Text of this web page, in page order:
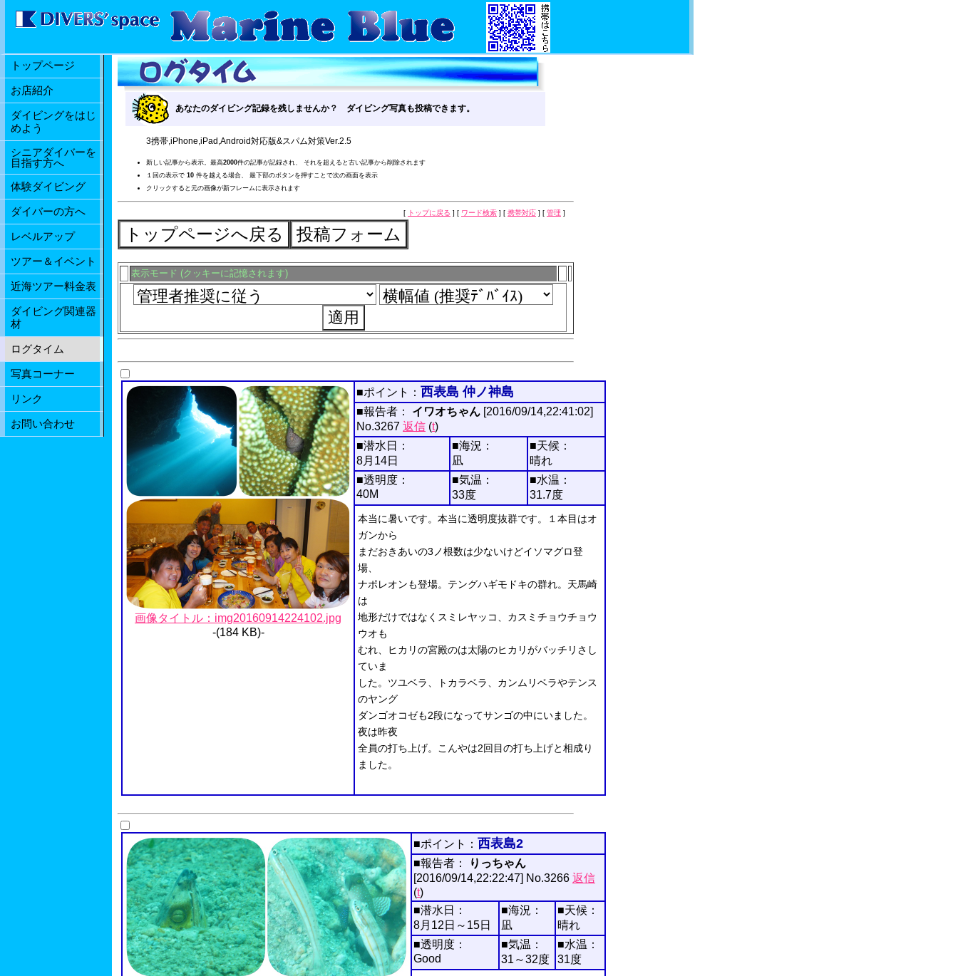
トップページ
お店紹介
ダイビングをはじ
めよう
シニアダイバーを
目指す方へ
体験ダイビング
ダイバーの方へ
レベルアップ
ツアー＆イベント
近海ツアー料金表
ダイビング関連器
材
ログタイム
写真コーナー
リンク
お問い合わせ
あなたのダイビング記録を残しませんか？ ダイビング写真も投稿できます。
3携帯,iPhone,iPad,Android対応版&スパム対策Ver.2.5
新しい記事から表示。最高2000件の記事が記録され、 それを超えると古い記事から削除されます
１回の表示で 10 件を越える場合、 最下部のボタンを押すことで次の画面を表示
クリックすると元の画像が新フレームに表示されます
[ トップに戻る ] [ ワード検索 ] [ 携帯対応 ] [ 管理 ]
表示モード (クッキーに記憶されます)
画像タイトル：img20160914224102.jpg
-(184 KB)-
■ポイント： 西表島 仲ノ神島
■報告者： イワオちゃん [2016/09/14,22:41:02]
No.3267 返信 (t)
■潜水日：
8月14日
■海況：
凪
■天候：
晴れ
■透明度：
40M
■気温：
33度
■水温：
31.7度
本当に暑いです。本当に透明度抜群です。１本目はオ
ガンから
まだおきあいの3ノ根数は少ないけどイソマグロ登
場、
ナポレオンも登場。テングハギモドキの群れ。天馬崎
は
地形だけではなくスミレヤッコ、カスミチョウチョウ
ウオも
むれ、ヒカリの宮殿のは太陽のヒカリがバッチリさし
ていま
した。ツユベラ、トカラベラ、カンムリベラやテンス
のヤング
ダンゴオコゼも2段になってサンゴの中にいました。
夜は昨夜
全員の打ち上げ。こんやは2回目の打ち上げと相成り
ました。
■ポイント： 西表島2
■報告者：
りっちゃん
[2016/09/14,22:22:47] No.3266 返信
(t)
■潜水日：
8月12日～15日
■海況：
凪
■天候：
晴れ
■透明度：
Good
■気温：
31～32度
■水温：
31度